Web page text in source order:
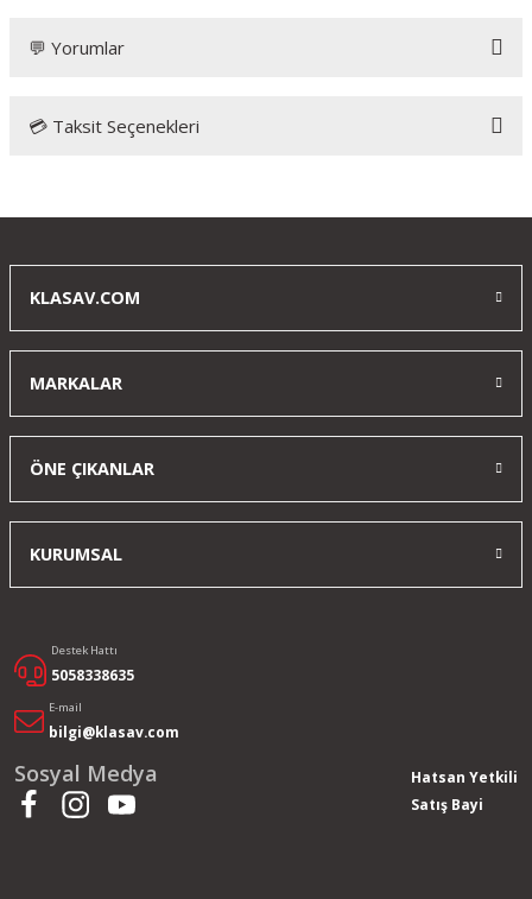
💬 Yorumlar
Bu ürüne ilk yorumu siz yapın!
💳 Taksit Seçenekleri
KLASAV.COM
MARKALAR
ÖNE ÇIKANLAR
KURUMSAL
Destek Hattı
5058338635
E-mail
bilgi@klasav.com
Sosyal Medya
Hatsan Yetkili
Satış Bayi